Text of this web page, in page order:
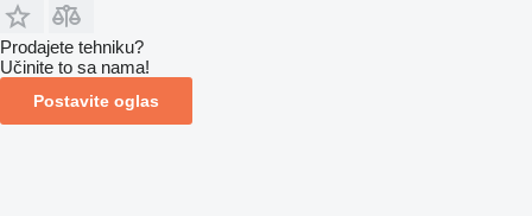
Prodajete tehniku?
Učinite to sa nama!
Postavite oglas